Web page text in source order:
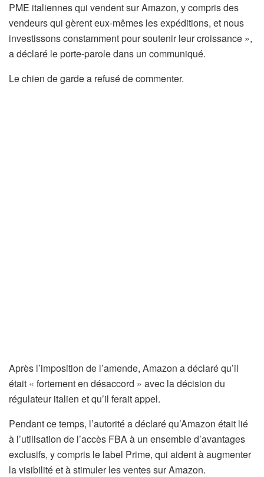
PME italiennes qui vendent sur Amazon, y compris des
vendeurs qui gèrent eux-mêmes les expéditions, et nous
investissons constamment pour soutenir leur croissance »,
a déclaré le porte-parole dans un communiqué.
Le chien de garde a refusé de commenter.
Après l’imposition de l’amende, Amazon a déclaré qu’il
était « fortement en désaccord » avec la décision du
régulateur italien et qu’il ferait appel.
Pendant ce temps, l’autorité a déclaré qu’Amazon était lié
à l’utilisation de l’accès FBA à un ensemble d’avantages
exclusifs, y compris le label Prime, qui aident à augmenter
la visibilité et à stimuler les ventes sur Amazon.